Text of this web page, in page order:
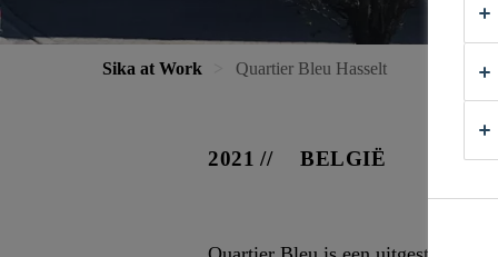
Sika at Work Quartier Bleu Hasselt
2021 BELGIË